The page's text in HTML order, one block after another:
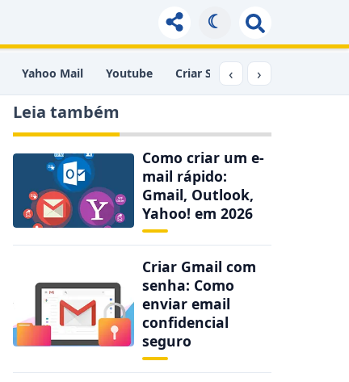
☾
Yahoo Mail Youtube Criar Site Comprimir PDF
‹ ›
Leia também
Como criar um e-
mail rápido:
Gmail, Outlook,
Yahoo! em 2026
Criar Gmail com
senha: Como
enviar email
confidencial
seguro